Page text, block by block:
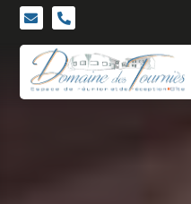
 